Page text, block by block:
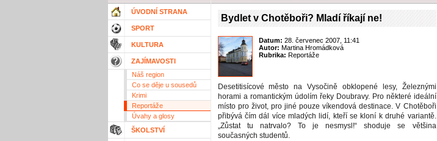
ÚVODNÍ STRANA
SPORT
KULTURA
ZAJÍMAVOSTI
Náš region
Co se děje u sousedů
Krimi
Reportáže
Úvahy a glosy
ŠKOLSTVÍ
Bydlet v Chotěboři? Mladí říkají ne!
Datum: 28. červenec 2007, 11:41
Autor: Martina Hromádková
Rubrika: Reportáže
Desetitisícové město na Vysočině obklopené lesy, Železnými
horami a romantickým údolím řeky Doubravy. Pro některé ideální
místo pro život, pro jiné pouze víkendová destinace. V Chotěboři
přibývá čím dál více mladých lidí, kteří se kloní k druhé variantě.
„Zůstat tu natrvalo? To je nesmysl!“ shoduje se většina
současných studentů.